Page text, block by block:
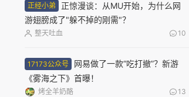
正经小弟
正惊漫谈：从MU开始，为什么网
游翅膀成了"躲不掉的刚需"？
整天吐血 10
17173公众号
网易做了一款“吃打撤”？新游
《雾海之下》首曝！
烤全羊奶酪 13